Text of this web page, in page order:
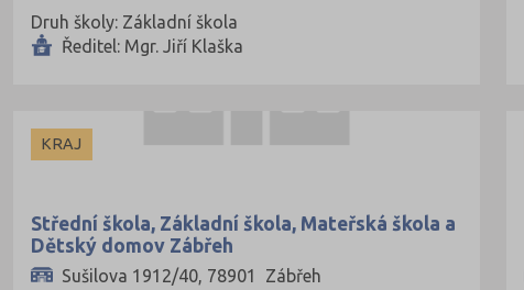
Druh školy: Základní škola
Ředitel: Mgr. Jiří Klaška
KRAJ
Střední škola, Základní škola, Mateřská škola a
Dětský domov Zábřeh
Sušilova 1912/40, 78901 Zábřeh